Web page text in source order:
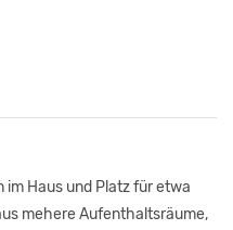
Haus und Platz für etwa
mehere Aufenthaltsräume,